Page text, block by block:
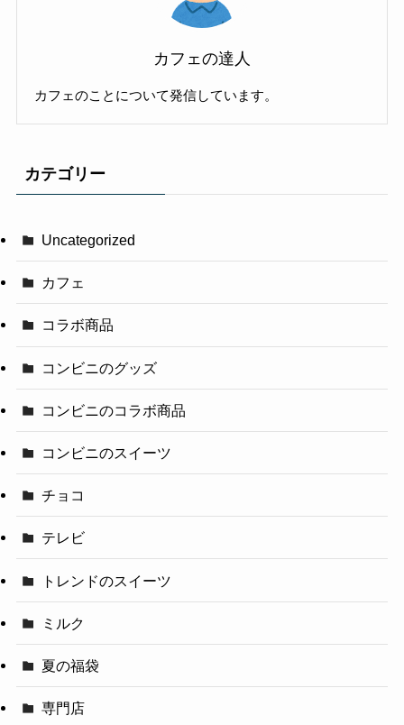
カフェの達人
カフェのことについて発信しています。
カテゴリー
Uncategorized
カフェ
コラボ商品
コンビニのグッズ
コンビニのコラボ商品
コンビニのスイーツ
チョコ
テレビ
トレンドのスイーツ
ミルク
夏の福袋
専門店